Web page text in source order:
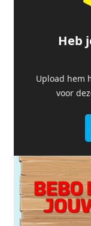
Heb
Upload hem
voor